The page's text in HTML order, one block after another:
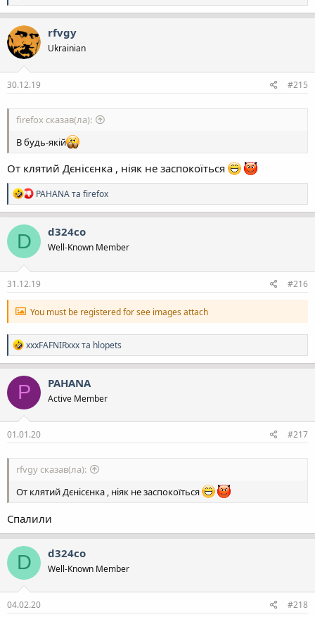
е
а
к
ц
ї
:
rfvgy
Ukrainian
30.12.19 #215
firefox сказав(ла):
В будь-якій
От клятий Дєнісєнка , ніяк не заспокоїться
Р
е
а
к
ц
:
PAHANAта firefox
D d324co
Well-Known Member
31.12.19 #216
You must be registered for see images attach
Р
е
а
к
ц
ї
:
xxxFAFNIRxxxта hlopets
P PAHANA
Active Member
01.01.20 #217
rfvgy сказав(ла):
От клятий Дєнісєнка , ніяк не заспокоїться
Спалили
D d324co
Well-Known Member
04.02.20 #218